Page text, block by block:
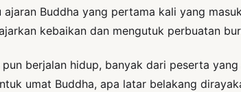
ajaran Buddha yang pertama kali yang
kebaikan dan mengutuk perbuatan
pun berjalan hidup, banyak dari peserta
umat Buddha, apa latar belakang